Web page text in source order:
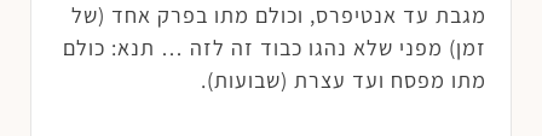
מגבת עד אנטיפרס, וכולם מתו בפרק אחד (של
זמן) מפני שלא נהגו כבוד זה לזה … תנא: כולם
מתו מפסח ועד עצרת (שבועות).